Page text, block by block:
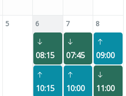
5 6
08:15
10:15
7
07:45
10:00
8
09:00
11:00